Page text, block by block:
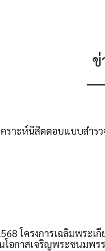
ข่
ราะห์นิสิตตอบแบบสำร
โครงการเฉลิมพระ
นโอกาสเจริญพระชนมพ